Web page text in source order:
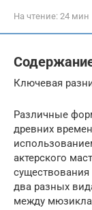
На чтение: 24 мин
Ключевая
Различные
древних
актерского
два разных
между